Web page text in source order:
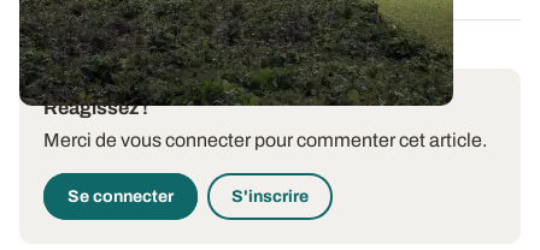
Réagissez !
Merci de vous connecter pour commenter cet article.
Se connecter S'inscrire